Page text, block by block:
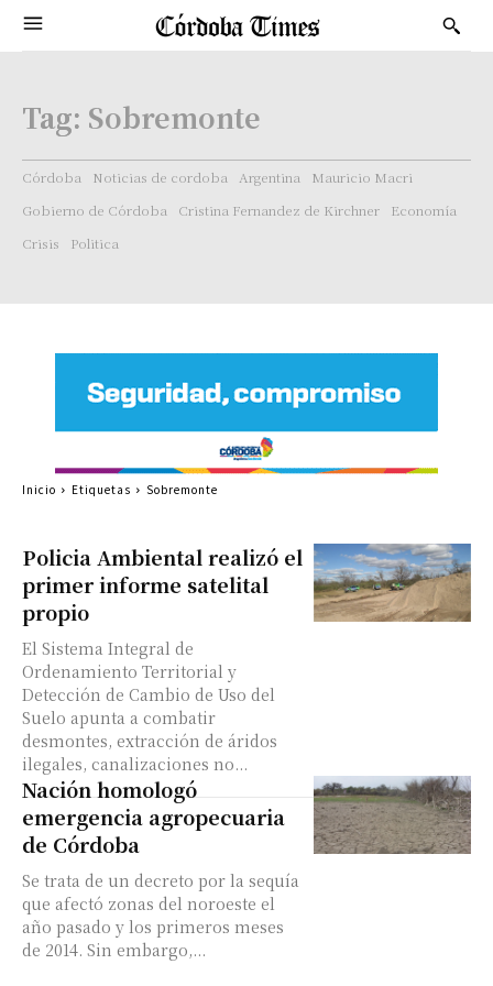
Tag: Sobremonte
Córdoba Noticias de cordoba Argentina
Mauricio Macri
Gobierno de Córdoba
Cristina Fernandez de Kirchner
Economía
Crisis
Politica
Policia Ambiental realizó el
primer informe satelital
propio
El Sistema Integral de
Ordenamiento Territorial y
Detección de Cambio de Uso del
Suelo apunta a combatir
desmontes, extracción de áridos
ilegales, canalizaciones no...
Nación homologó
emergencia agropecuaria
de Córdoba
Se trata de un decreto por la sequía
que afectó zonas del noroeste el
año pasado y los primeros meses
de 2014. Sin embargo,...
Inicio Etiquetas Sobremonte